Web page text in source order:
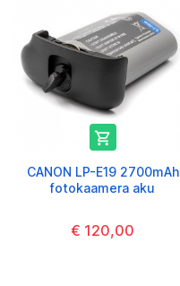

CANON LP-E19 2700mAh
fotokaamera aku
€ 120,00